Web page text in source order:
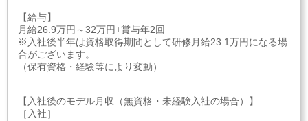
【給与】
月給26.9万円～32万円+賞与年2回
※入社後半年は資格取得期間として研修月給23.1万円になる場
合がございます。
（保有資格・経験等により変動）
【入社後のモデル月収（無資格・未経験入社の場合）】
［入社］